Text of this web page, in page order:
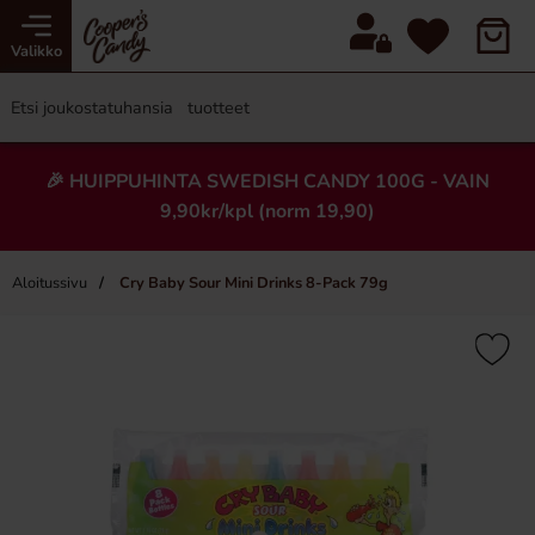
Valikko
🎉 HUIPPUHINTA SWEDISH CANDY 100G - VAIN
9,90kr/kpl (norm 19,90)
Aloitussivu Cry Baby Sour Mini Drinks 8-Pack 79g
×